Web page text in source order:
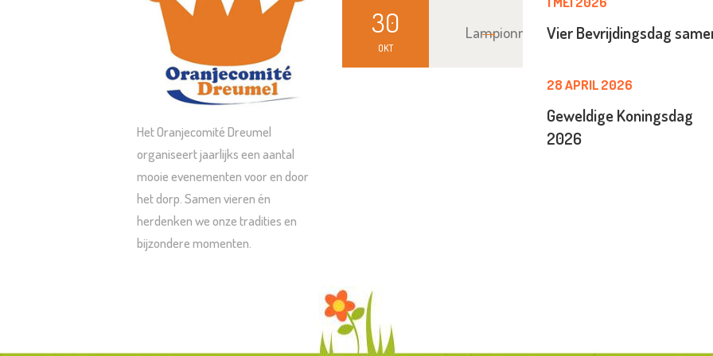
Het Oranjecomité Dreumel
organiseert jaarlijks een aantal
mooie evenementen voor en door
het dorp. Samen vieren én
herdenken we onze tradities en
bijzondere momenten.
30
OKT
LampionnenoptochtVier Bevrijdingsdag
28 APRIL 2026
Geweldige Koningsdag
2026